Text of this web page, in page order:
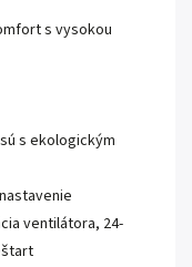
s vysokou
s ekologickým
ventilátora, 24-